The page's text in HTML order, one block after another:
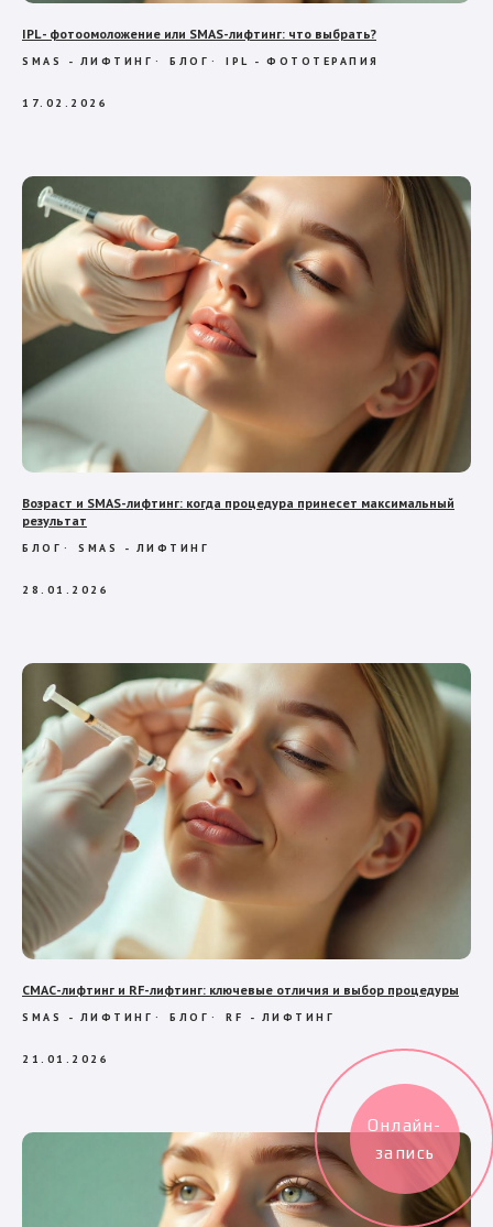
IPL - фотоомоложение или SMAS-лифтинг: что выбрать?
SMAS - ЛИФТИНГ БЛОГ IPL - ФОТОТЕРАПИЯ
17.02.2026
Возраст и SMAS-лифтинг: когда процедура принесет максимальный
результат
БЛОГ SMAS - ЛИФТИНГ
28.01.2026
СМАС-лифтинг и RF-лифтинг: ключевые отличия и выбор процедуры
SMAS - ЛИФТИНГ БЛОГ RF - ЛИФТИНГ
21.01.2026
Онлайн-
запись